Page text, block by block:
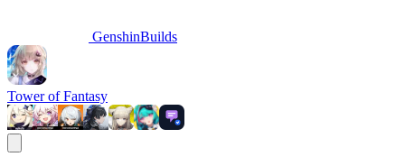
GenshinBuilds
Tower of Fantasy